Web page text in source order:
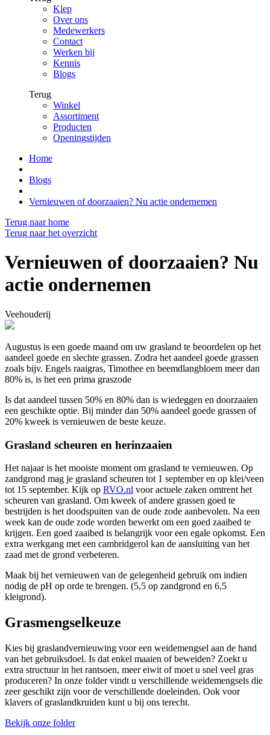
Klep
Over ons
Medewerkers
Contact
Werken bij
Kennis
Blogs
Terug
Winkel
Assortiment
Producten
Openingstijden
Home
Blogs
Vernieuwen of doorzaaien? Nu actie ondernemen
Terug naar home
Terug naar het overzicht
Vernieuwen of doorzaaien? Nu
actie ondernemen
Veehouderij
Augustus is een goede maand om uw grasland te beoordelen op het
aandeel goede en slechte grassen. Zodra het aandeel goede grassen
zoals bijv. Engels raaigras, Timothee en beemdlangbloem meer dan
80% is, is het een prima graszode
Is dat aandeel tussen 50% en 80% dan is wiedeggen en doorzaaien
een geschikte optie. Bij minder dan 50% aandeel goede grassen of
20% kweek is vernieuwen de beste keuze.
Grasland scheuren en herinzaaien
Het najaar is het mooiste moment om grasland te vernieuwen. Op
zandgrond mag je grasland scheuren tot 1 september en op klei/veen
tot 15 september. Kijk op RVO.nl voor actuele zaken omtrent het
scheuren van grasland. Om kweek of andere grassen goed te
bestrijden is het doodspuiten van de oude zode aanbevolen. Na een
week kan de oude zode worden bewerkt om een goed zaaibed te
krijgen. Een goed zaaibed is belangrijk voor een egale opkomst. Een
extra werkgang met een cambridgerol kan de aansluiting van het
zaad met de grond verbeteren.
Maak bij het vernieuwen van de gelegenheid gebruik om indien
nodig de pH op orde te brengen. (5,5 op zandgrond en 6,5
kleigrond).
Grasmengselkeuze
Kies bij graslandvernieuwing voor een weidemengsel aan de hand
van het gebruiksdoel. Is dat enkel maaien of beweiden? Zoekt u
extra structuur in het rantsoen, meer eiwit of moet u snel veel gras
produceren? In onze folder vindt u verschillende weidemengsels die
zeer geschikt zijn voor de verschillende doeleinden. Ook voor
klavers of graslandkruiden kunt u bij ons terecht.
Bekijk onze folder